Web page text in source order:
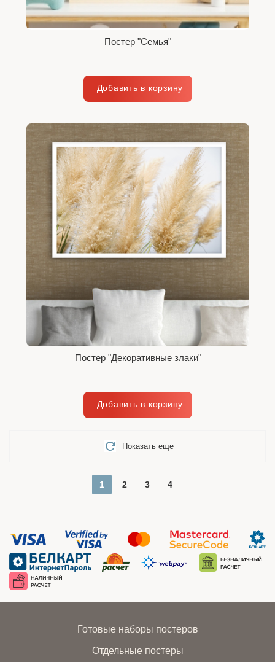
Постер "Семья"
Постер "Декоративные злаки"
Показать еще
1 2 3 4
Готовые наборы постеров
Отдельные постеры